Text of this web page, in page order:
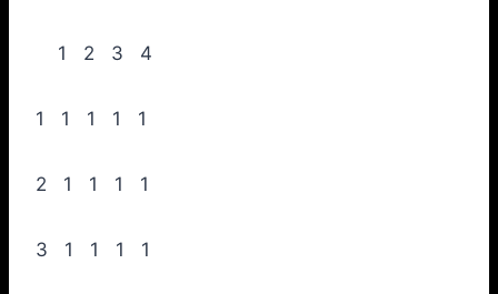
1 2 3 4
1 1 1 1 1
2 1 1 1 1
3 1 1 1 1